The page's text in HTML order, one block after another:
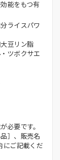
能をもつ有
ライスパワ
豆リン脂
ツボクサエ
必要です。
］、販売名
にご記載くだ